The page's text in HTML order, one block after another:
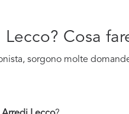
Cosa
sorgono molte